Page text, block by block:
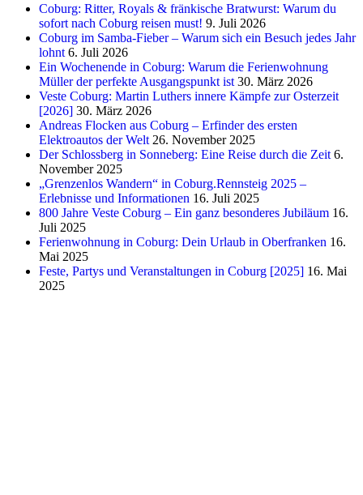
Coburg: Ritter, Royals & fränkische Bratwurst: Warum du
sofort nach Coburg reisen must! 9. Juli 2026
Coburg im Samba-Fieber – Warum sich ein Besuch jedes Jahr
lohnt 6. Juli 2026
Ein Wochenende in Coburg: Warum die Ferienwohnung
Müller der perfekte Ausgangspunkt ist 30. März 2026
Veste Coburg: Martin Luthers innere Kämpfe zur Osterzeit
[2026] 30. März 2026
Andreas Flocken aus Coburg – Erfinder des ersten
Elektroautos der Welt 26. November 2025
Der Schlossberg in Sonneberg: Eine Reise durch die Zeit 6.
November 2025
„Grenzenlos Wandern“ in Coburg.Rennsteig 2025 –
Erlebnisse und Informationen 16. Juli 2025
800 Jahre Veste Coburg – Ein ganz besonderes Jubiläum 16.
Juli 2025
Ferienwohnung in Coburg: Dein Urlaub in Oberfranken 16.
Mai 2025
Feste, Partys und Veranstaltungen in Coburg [2025] 16. Mai
2025